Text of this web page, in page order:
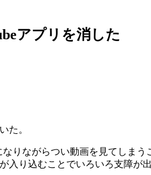
アプリを消した
た。
りながらつい動画を見てしま
入り込むことでいろいろ支障が